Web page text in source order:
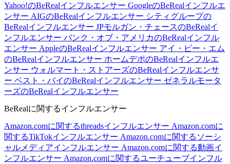
Yahoo!のBeRealインフルエンサー GoogleのBeRealインフルエ
ンサー AIGのBeRealインフルエンサー シティグループの
BeRealインフルエンサー JPモルガン・チェースのBeRealイ
ンフルエンサー バンク・オブ・アメリカのBeRealインフル
エンサー AppleのBeRealインフルエンサー アイ・ビー・エム
のBeRealインフルエンサー ホームデポのBeRealインフルエ
ンサー ウォルマート・ストアーズのBeRealインフルエンサ
ー ベスト・バイのBeRealインフルエンサー ゼネラルモータ
ーズのBeRealインフルエンサー
BeRealに関するインフルエンサー
Amazon.comに関するthreadsインフルエンサー Amazon.comに
関するTikTokインフルエンサー Amazon.comに関するソーシ
ャルメディアインフルエンサー Amazon.comに関する動画イ
ンフルエンサー Amazon.comに関するユーチューブインフル